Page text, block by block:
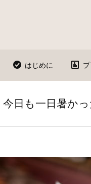
はじめに
日も一日暑か